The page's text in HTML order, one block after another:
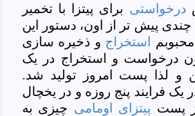
درخواستی برای پیتزا با تخمیر
پیش تر از اون، دستور این
استخراج و ذخیره سازی
درخواست و استخراج در یک
و لذا پست امروز تولید شد.
یک فرایند پنج روزه و در یخچال
پست پیتزای اومامی چیزی به